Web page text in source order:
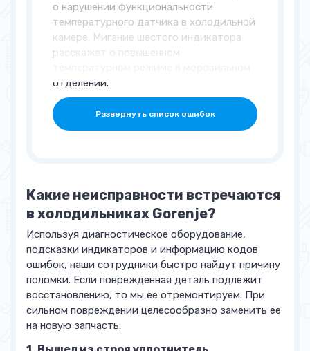
о нарушении функциональности
температурного датчика в холодильной
камере. Мигание шестого индикатора
расскажет о повышенном
отделении.
Развернуть список ошибок
Какие неисправности встречаются
в холодильниках Gorenje?
Используя диагностическое оборудование,
подсказки индикаторов и информацию кодов
ошибок, наши сотрудники быстро найдут причину
поломки. Если поврежденная деталь подлежит
восстановлению, то мы ее отремонтируем. При
сильном повреждении целесообразно заменить ее
на новую запчасть.